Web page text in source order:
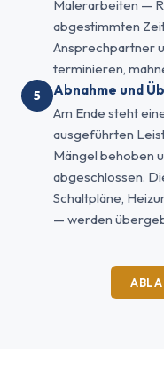
Malerarbeiten —
abgestimmten
Ansprechpartner
terminieren,
Abnahme und
Am Ende steht
ausgeführten
Mängel behoben
abgeschlossen.
Schaltpläne,
— werden